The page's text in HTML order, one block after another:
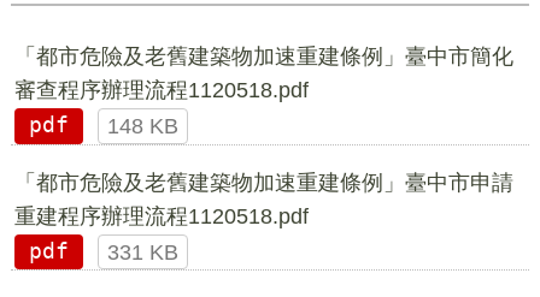
「都市危險及老舊建築物加速重建條例」臺中市簡化
審查程序辦理流程1120518.pdf
pdf
148 KB
「都市危險及老舊建築物加速重建條例」臺中市申請
重建程序辦理流程1120518.pdf
pdf
331 KB